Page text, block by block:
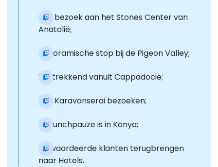
Een bezoek aan het Stones Center van
Anatolië;
Panoramische stop bij de Pigeon Valley;
Vertrekkend vanuit Cappadocië;
Een Karavanserai bezoeken;
De lunchpauze is in Konya;
Gewaardeerde klanten terugbrengen
naar Hotels.